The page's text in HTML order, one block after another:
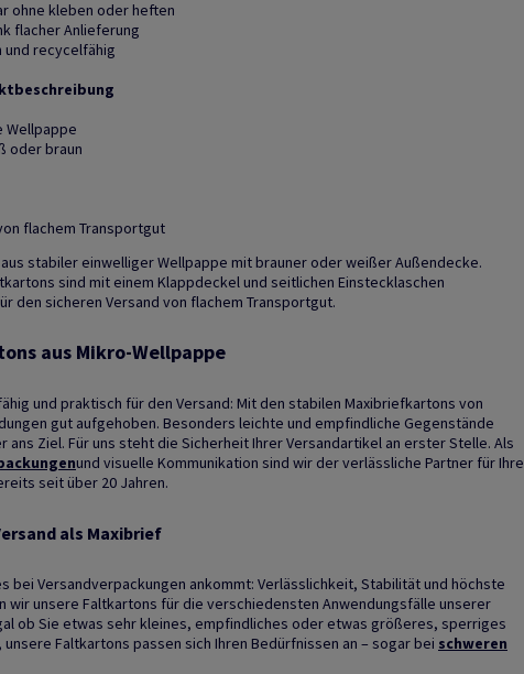
ohne kleben oder heften
flacher Anlieferung
recycelfähig
Wellpappe
oder braun
flachem Transportgut
stabiler einwelliger Wellpappe mit brauner oder weißer Außendecke.
sind mit einem Klappdeckel und seitlichen Einstecklaschen
den sicheren Versand von flachem Transportgut.
aus Mikro-Wellpappe
und praktisch für den Versand: Mit den stabilen Maxibriefkartons von
gut aufgehoben. Besonders leichte und empfindliche Gegenstände
ans Ziel. Für uns steht die Sicherheit Ihrer Versandartikel an erster Stelle. Als
und visuelle Kommunikation sind wir der verlässliche Partner für Ihre
seit über 20 Jahren.
als Maxibrief
bei Versandverpackungen ankommt: Verlässlichkeit, Stabilität und höchste
wir unsere Faltkartons für die verschiedensten Anwendungsfälle unserer
ob Sie etwas sehr kleines, empfindliches oder etwas größeres, sperriges
Faltkartons passen sich Ihren Bedürfnissen an – sogar bei schweren